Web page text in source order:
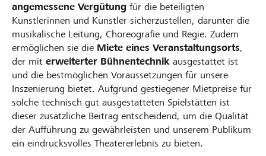
angemessene Vergütung für die beteiligten
Künstlerinnen und Künstler sicherzustellen, darunter die
musikalische Leitung, Choreografie und Regie. Zudem
ermöglichen sie die Miete eines Veranstaltungsorts,
der mit erweiterter Bühnentechnik ausgestattet ist
und die bestmöglichen Voraussetzungen für unsere
Inszenierung bietet. Aufgrund gestiegener Mietpreise für
solche technisch gut ausgestatteten Spielstätten ist
dieser zusätzliche Beitrag entscheidend, um die Qualität
der Aufführung zu gewährleisten und unserem Publikum
ein eindrucksvolles Theatererlebnis zu bieten.